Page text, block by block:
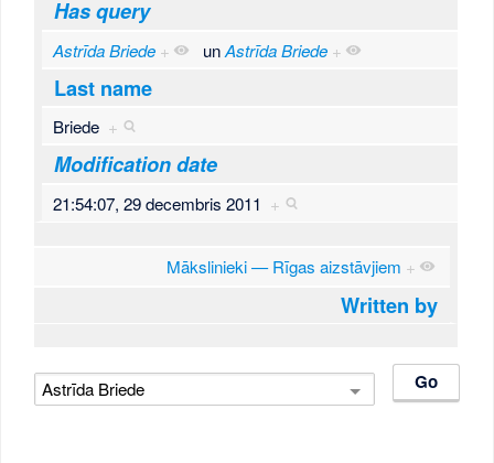
Has query
Astrīda Briede + unAstrīda Briede +
Last name
Briede +
Modification date
21:54:07, 29 decembris 2011 +
Mākslinieki — Rīgas aizstāvjiem +
Written by